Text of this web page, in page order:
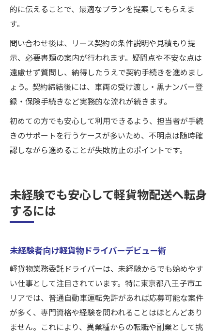
的に伝えることで、最適なプランを提案してもらえま
す。
問い合わせ後は、リース契約の条件説明や見積もり提
示、必要書類の案内が行われます。疑問点や不安な点は
遠慮せず質問し、納得したうえで契約手続きを進めまし
ょう。契約締結後には、車両の受け渡し・黒ナンバー登
録・保険手続きなど実務的な流れが続きます。
初めての方でも安心して利用できるよう、担当者が手続
きのサポートを行うケースが多いため、不明点は随時確
認しながら進めることが失敗防止のポイントです。
未経験でも安心して軽貨物配送へ転身
するには
未経験者向け軽貨物ドライバーデビュー術
軽貨物業務委託ドライバーは、未経験からでも始めやす
い仕事として注目されています。特に東京都八王子市エ
リアでは、普通自動車運転免許があれば応募可能な案件
が多く、専門資格や経験を問われることはほとんどあり
ません。これにより、異業種からの転職や副業として挑